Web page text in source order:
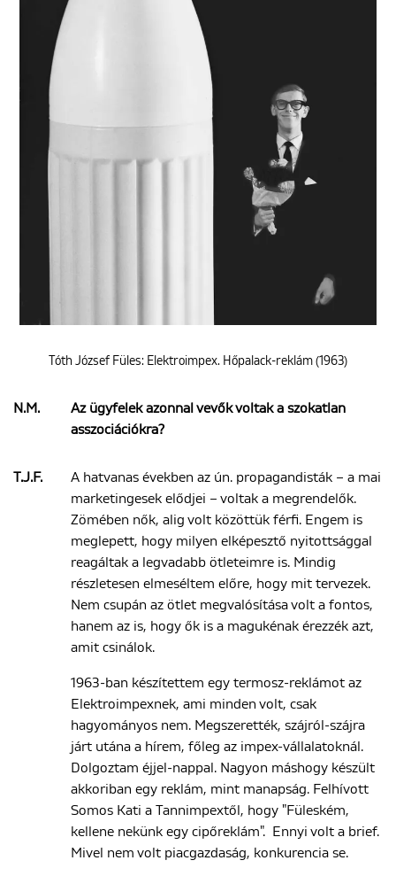
Tóth József Füles: Elektroimpex. Hőpalack-reklám (1963)
N.M.
Az ügyfelek azonnal vevők voltak a szokatlan
asszociációkra?
T.J.F.
A hatvanas években az ún. propagandisták – a mai
marketingesek elődjei – voltak a megrendelők.
Zömében nők, alig volt közöttük férfi. Engem is
meglepett, hogy milyen elképesztő nyitottsággal
reagáltak a legvadabb ötleteimre is. Mindig
részletesen elmeséltem előre, hogy mit tervezek.
Nem csupán az ötlet megvalósítása volt a fontos,
hanem az is, hogy ők is a magukénak érezzék azt,
amit csinálok.
1963-ban készítettem egy termosz-reklámot az
Elektroimpexnek, ami minden volt, csak
hagyományos nem. Megszerették, szájról-szájra
járt utána a hírem, főleg az impex-vállalatoknál.
Dolgoztam éjjel-nappal. Nagyon máshogy készült
akkoriban egy reklám, mint manapság. Felhívott
Somos Kati a Tannimpextől, hogy "Füleském,
kellene nekünk egy cipőreklám". Ennyi volt a brief.
Mivel nem volt piacgazdaság, konkurencia se.